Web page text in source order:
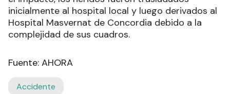
inicialmente al hospital local y luego derivados al
Hospital Masvernat de Concordia debido a la
complejidad de sus cuadros.
Fuente: AHORA
Accidente